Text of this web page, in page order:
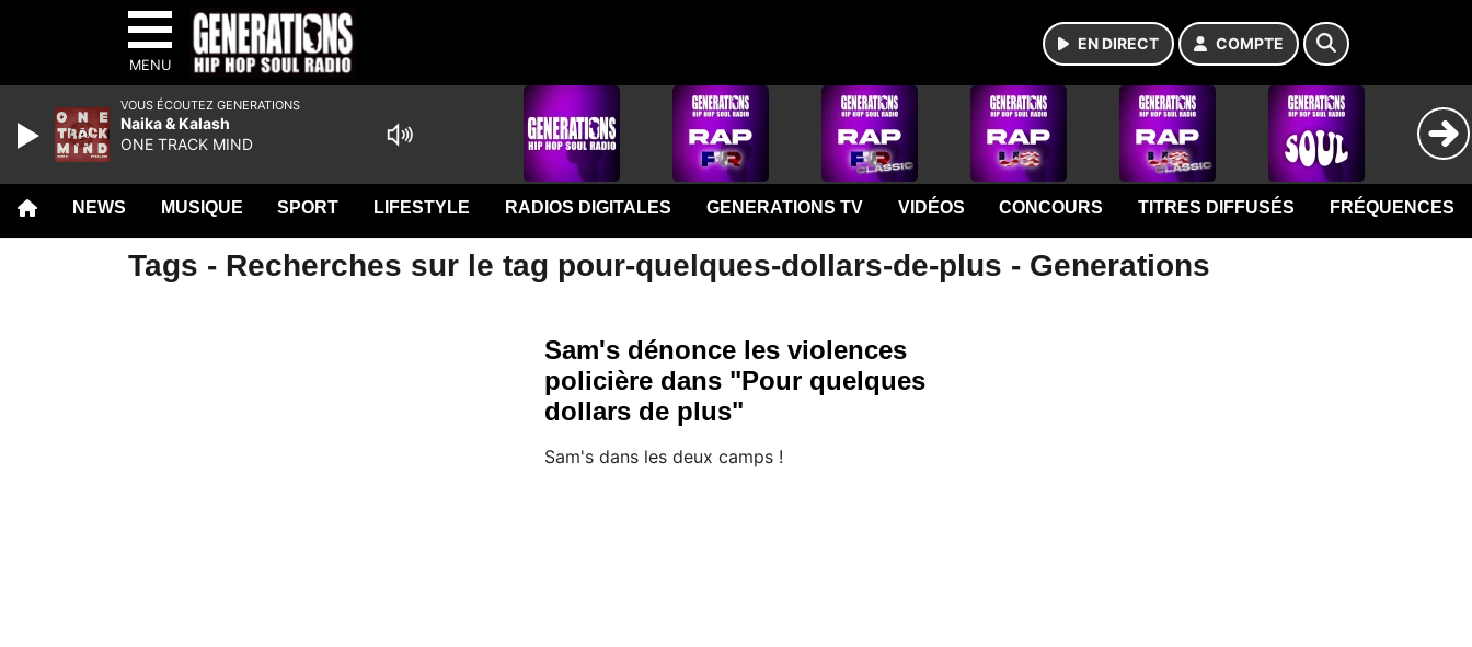
MENU
EN DIRECT COMPTE
NEWS MUSIQUE SPORT LIFESTYLE RADIOS DIGITALES GENERATIONS TV VIDÉOS CONCOURS TITRES DIFFUSÉS FRÉQUENCES
Tags - Recherches sur le tag pour-quelques-dollars-de-plus - Generations
Sam's dénonce les violences
policière dans "Pour quelques
dollars de plus"
Sam's dans les deux camps !
VOUS ÉCOUTEZ GENERATIONS
Naika & Kalash
ONE TRACK MIND